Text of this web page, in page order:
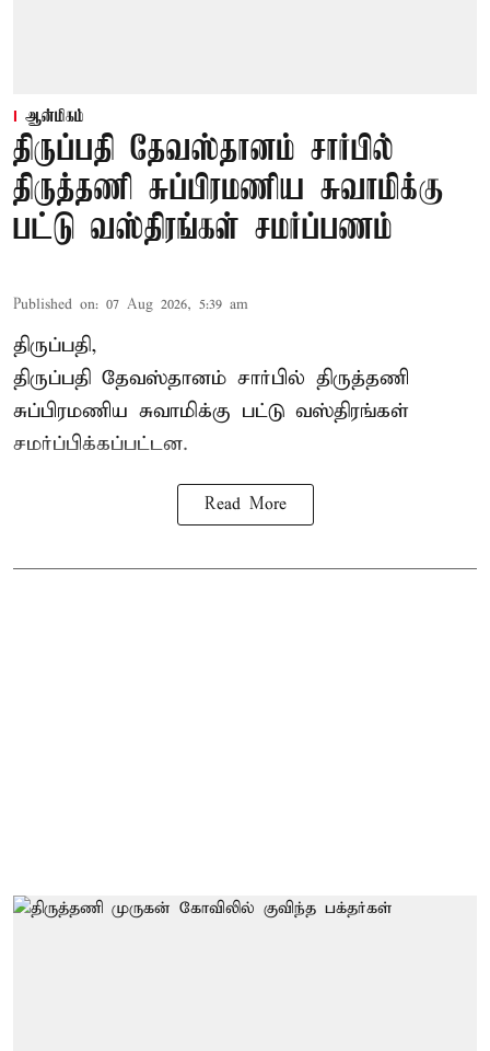
ஆன்மிகம்
திருப்பதி தேவஸ்தானம் சார்பில்
திருத்தணி சுப்பிரமணிய சுவாமிக்கு
பட்டு வஸ்திரங்கள் சமர்ப்பணம்
Published on: 07 Aug 2026, 5:39 am
திருப்பதி,
திருப்பதி தேவஸ்தானம் சார்பில் திருத்தணி
சுப்பிரமணிய சுவாமிக்கு பட்டு வஸ்திரங்கள்
சமர்ப்பிக்கப்பட்டன.
Read More